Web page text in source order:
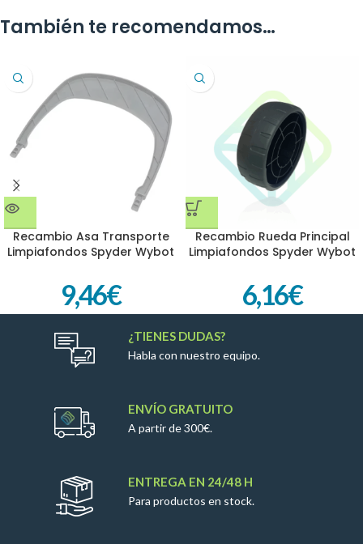
También te recomendamos…
Recambio Asa Transporte
Limpiafondos Spyder Wybot
9,46€
Recambio Rueda Principal
Limpiafondos Spyder Wybot
6,16€
¿TIENES DUDAS?
Habla con nuestro equipo.
ENVÍO GRATUITO
A partir de 300€.
ENTREGA EN 24/48 H
Para productos en stock.